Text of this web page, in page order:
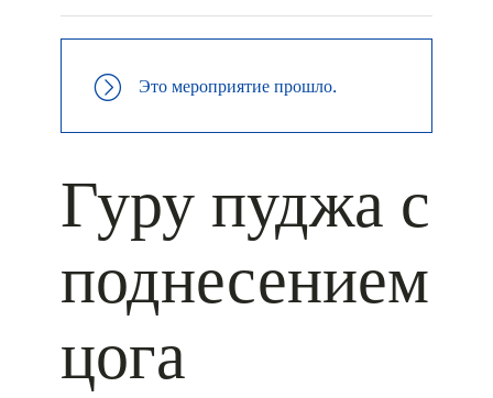
Это мероприятие прошло.
Гуру пуджа с
поднесением
цога